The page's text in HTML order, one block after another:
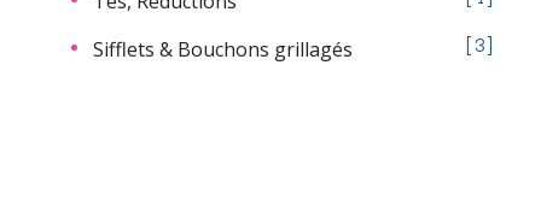
Sifflets & Bouchons grillagés 3